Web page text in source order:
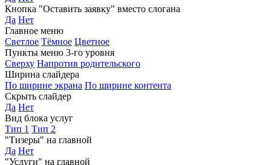
Кнопка "Оставить заявку" вместо слогана
Да Нет
Главное меню
Светлое Тёмное Цветное
Пункты меню 3-го уровня
Сверху Напротив родительского
Ширина слайдера
По ширине экрана По ширине контента
Скрыть слайдер
Да Нет
Вид блока услуг
Тип 1 Тип 2
"Тизеры" на главной
Да Нет
"Услуги" на главной